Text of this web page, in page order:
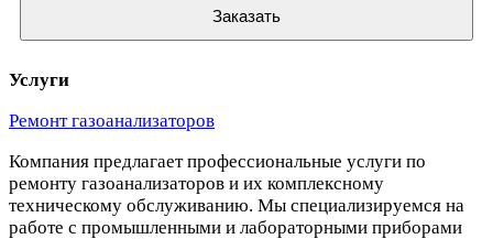
Заказать
Услуги
Ремонт газоанализаторов
Компания предлагает профессиональные услуги по
ремонту газоанализаторов и их комплексному
техническому обслуживанию. Мы специализируемся на
работе с промышленными и лабораторными приборами